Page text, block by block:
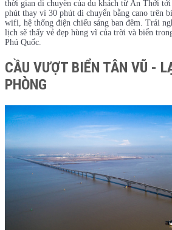
thời gian di chuyển của du khách từ An Thới
phút thay vì 30 phút di chuyển bằng cano trên
wifi, hệ thống điện chiếu sáng ban đêm. Trải
lịch sẽ thấy vẻ đẹp hùng vĩ của trời và biển
Phú Quốc.
CẦU VƯỢT BIỂN TÂN VŨ -
PHÒNG